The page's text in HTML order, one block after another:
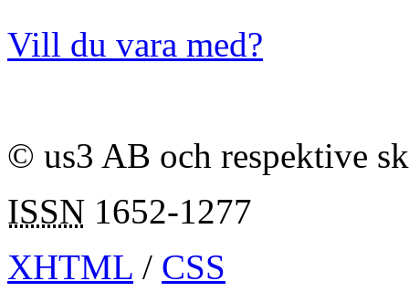
Vill du vara med?
© us3 AB och respektive
ISSN 1652-1277
XHTML / CSS